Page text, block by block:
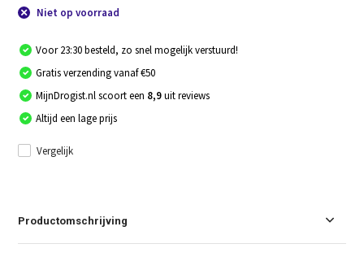
Niet op voorraad
Voor 23:30 besteld, zo snel mogelijk verstuurd!
Gratis verzending vanaf €50
MijnDrogist.nl scoort een 8,9uit reviews
Altijd een lage prijs
Vergelijk
Productomschrijving